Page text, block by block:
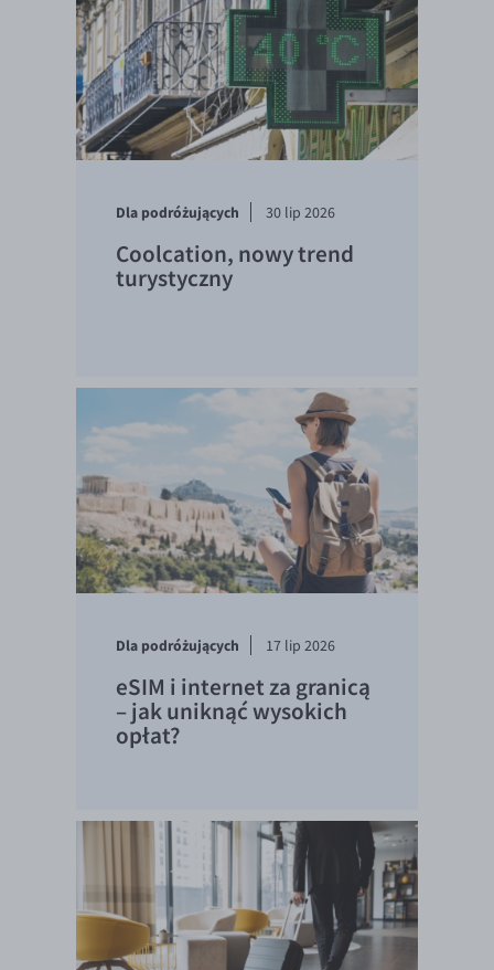
Dla podróżujących 30 lip 2026
Coolcation, nowy trend
turystyczny
Dla podróżujących 17 lip 2026
eSIM i internet za granicą
– jak uniknąć wysokich
opłat?